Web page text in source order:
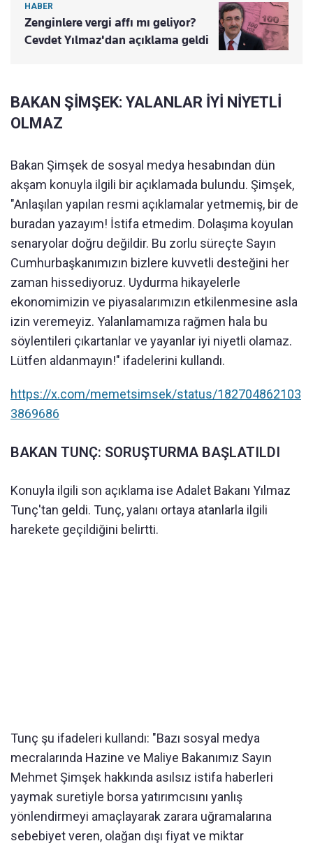
HABER
Zenginlere vergi affı mı geliyor?
Cevdet Yılmaz'dan açıklama geldi
BAKAN ŞİMŞEK: YALANLAR İYİ NİYETLİ
OLMAZ
Bakan Şimşek de sosyal medya hesabından dün
akşam konuyla ilgili bir açıklamada bulundu. Şimşek,
"Anlaşılan yapılan resmi açıklamalar yetmemiş, bir de
buradan yazayım! İstifa etmedim. Dolaşıma koyulan
senaryolar doğru değildir. Bu zorlu süreçte Sayın
Cumhurbaşkanımızın bizlere kuvvetli desteğini her
zaman hissediyoruz. Uydurma hikayelerle
ekonomimizin ve piyasalarımızın etkilenmesine asla
izin veremeyiz. Yalanlamamıza rağmen hala bu
söylentileri çıkartanlar ve yayanlar iyi niyetli olamaz.
Lütfen aldanmayın!" ifadelerini kullandı.
https://x.com/memetsimsek/status/182704862103
3869686
BAKAN TUNÇ: SORUŞTURMA BAŞLATILDI
Konuyla ilgili son açıklama ise Adalet Bakanı Yılmaz
Tunç'tan geldi. Tunç, yalanı ortaya atanlarla ilgili
harekete geçildiğini belirtti.
Tunç şu ifadeleri kullandı: "Bazı sosyal medya
mecralarında Hazine ve Maliye Bakanımız Sayın
Mehmet Şimşek hakkında asılsız istifa haberleri
yaymak suretiyle borsa yatırımcısını yanlış
yönlendirmeyi amaçlayarak zarara uğramalarına
sebebiyet veren, olağan dışı fiyat ve miktar